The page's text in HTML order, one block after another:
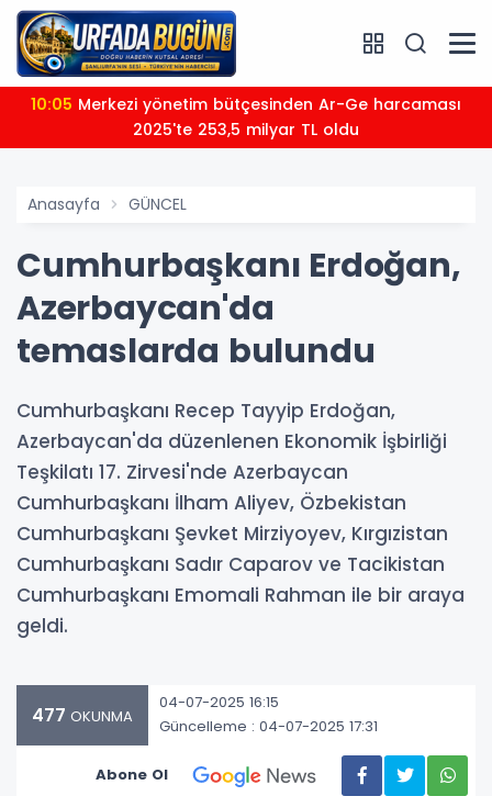
10:05
2025'te 253,5 milyar TL oldu
Anasayfa GÜNCEL
Cumhurbaşkanı Erdoğan,
Azerbaycan'da
temaslarda bulundu
Cumhurbaşkanı Recep Tayyip Erdoğan,
Azerbaycan'da düzenlenen Ekonomik İşbirliği
Teşkilatı 17. Zirvesi'nde Azerbaycan
Cumhurbaşkanı İlham Aliyev, Özbekistan
Cumhurbaşkanı Şevket Mirziyoyev, Kırgızistan
Cumhurbaşkanı Sadır Caparov ve Tacikistan
Cumhurbaşkanı Emomali Rahman ile bir araya
geldi.
477 OKUNMA
04-07-2025 16:15
Güncelleme : 04-07-2025 17:31
Abone Ol